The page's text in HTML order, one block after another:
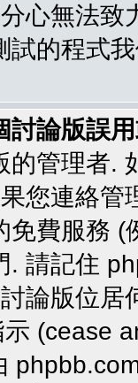
心無法
試的程式
討論版誤
的管理者.
您連絡
免費服務
. 請記住
論版位
(cease